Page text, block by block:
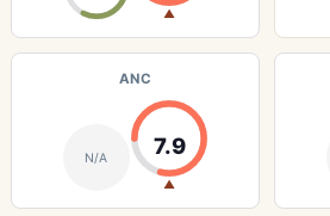
▲
ANC
N/A 7.9
▲